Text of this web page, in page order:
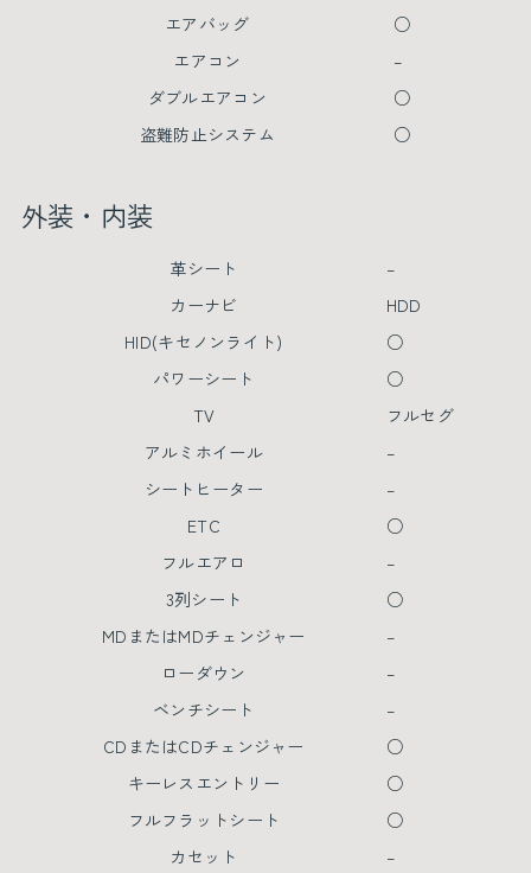
エアバッグ
○
エアコン
–
ダブルエアコン
○
盗難防止システム
○
外装・内装
革シート
–
カーナビ
HDD
HID(キセノンライト)
○
パワーシート
○
TV
フルセグ
アルミホイール
–
シートヒーター
–
ETC
○
フルエアロ
–
3列シート
○
MDまたはMDチェンジャー
–
ローダウン
–
ベンチシート
–
CDまたはCDチェンジャー
○
キーレスエントリー
○
フルフラットシート
○
カセット
–